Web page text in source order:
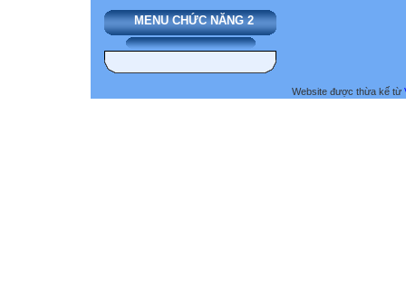
MENU CHỨC NĂNG 2
Website được thừa kế từ